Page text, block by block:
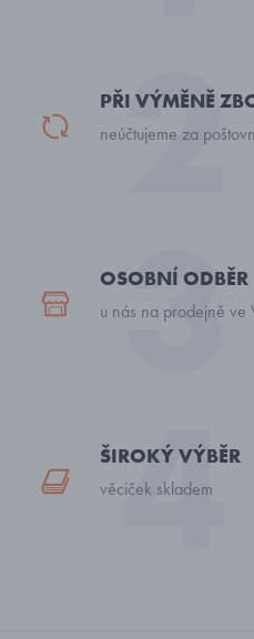
PŘI VÝMĚNĚ
neúčtujeme za
OSOBNÍ ODBĚR
u nás na prodejně ve
ŠIROKÝ VÝBĚR
věciček skladem